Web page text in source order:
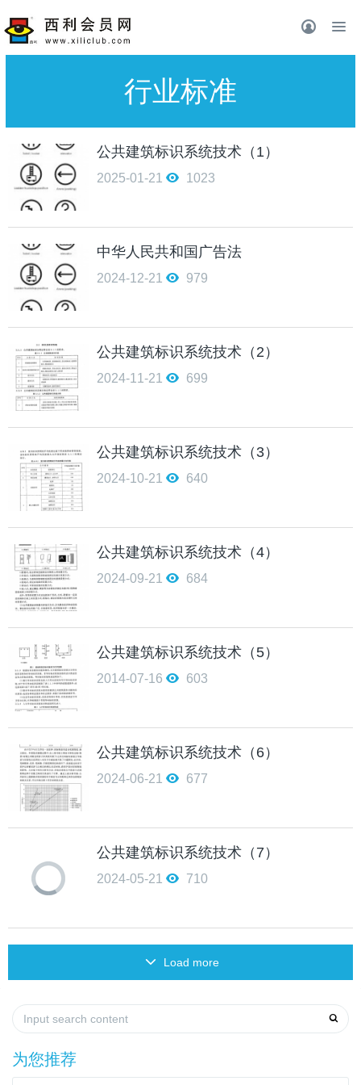
行业标准
公共建筑标识系统技术（1）
2025-01-21 1023
中华人民共和国广告法
2024-12-21 979
公共建筑标识系统技术（2）
2024-11-21 699
公共建筑标识系统技术（3）
2024-10-21 640
公共建筑标识系统技术（4）
2024-09-21 684
公共建筑标识系统技术（5）
2014-07-16 603
公共建筑标识系统技术（6）
2024-06-21 677
公共建筑标识系统技术（7）
2024-05-21 710
Load more
为您推荐